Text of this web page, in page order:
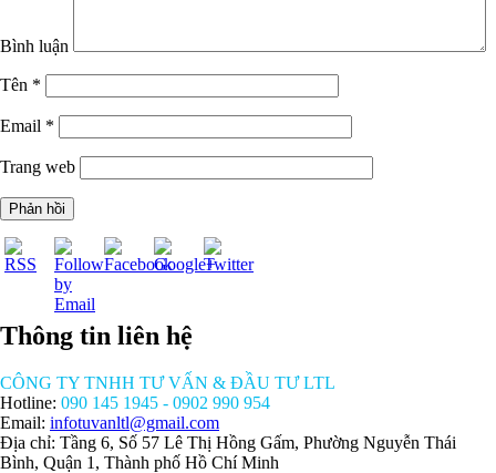
Bình luận
Tên *
Email *
Trang web
https://tuvanltl.com/phu-
hieu-xe-tai-
Thông tin liên hệ
CÔNG TY TNHH TƯ VẤN & ĐẦU TƯ LTL
Hotline: 090 145 1945 - 0902 990 954
Email: infotuvanltl@gmail.com
Địa chỉ: Tầng 6, Số 57 Lê Thị Hồng Gấm, Phường Nguyễn Thái
Bình, Quận 1, Thành phố Hồ Chí Minh